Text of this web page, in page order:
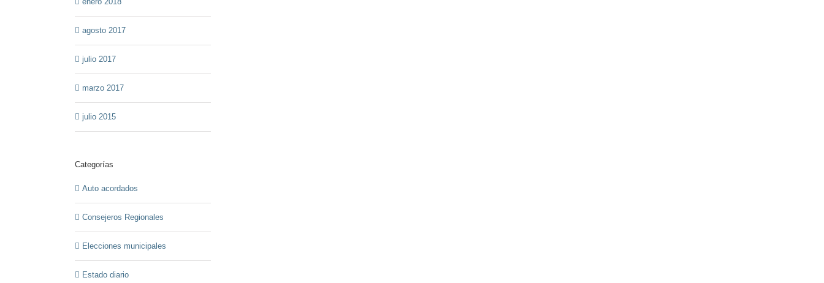
agosto 2017
julio 2017
marzo 2017
julio 2015
Categorías
Auto acordados
Consejeros Regionales
Elecciones municipales
Estado diario